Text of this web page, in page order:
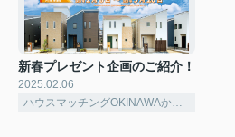
新春プレゼント企画のご紹介！
2025.02.06
ハウスマッチングOKINAWAからのお知らせ